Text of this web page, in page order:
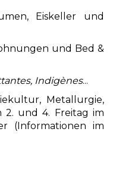
Eiskeller und
und Bed &
Indigènes...
Metallurgie,
2. und 4. Freitag im
(Informationen im